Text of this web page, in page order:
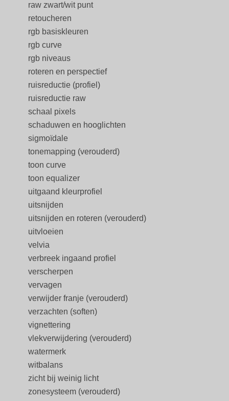
raw zwart/wit punt
retoucheren
rgb basiskleuren
rgb curve
rgb niveaus
roteren en perspectief
ruisreductie (profiel)
ruisreductie raw
schaal pixels
schaduwen en hooglichten
sigmoïdale
tonemapping (verouderd)
toon curve
toon equalizer
uitgaand kleurprofiel
uitsnijden
uitsnijden en roteren (verouderd)
uitvloeien
velvia
verbreek ingaand profiel
verscherpen
vervagen
verwijder franje (verouderd)
verzachten (soften)
vignettering
vlekverwijdering (verouderd)
watermerk
witbalans
zicht bij weinig licht
zonesysteem (verouderd)